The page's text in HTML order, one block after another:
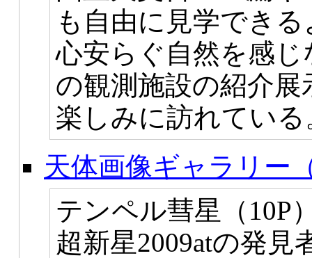
も自由に見学でき
心安らぐ自然を感
の観測施設の紹介
楽しみに訪れている
天体画像ギャラリー
テンペル彗星（10P
超新星2009atの発